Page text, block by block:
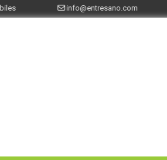
info@entresano.com